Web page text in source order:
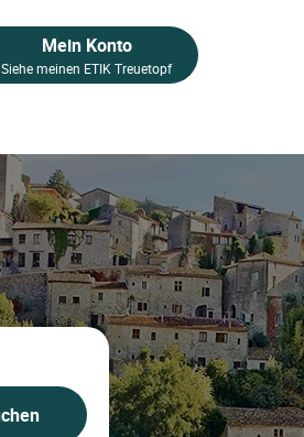
Mein Konto
Siehe meinen ETIK Treuetopf